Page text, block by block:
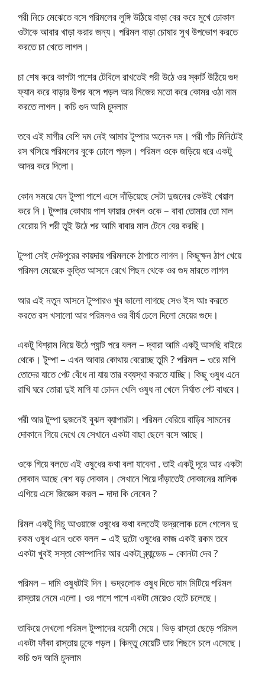
পরী নিচে মেঝেতে বসে পরিমলের লুঙ্গি উঠিয়ে বাড়া বের করে মুখে ঢোকাল
ওটাকে আবার খাড়া করার জন্য। পরিমল বাড়া চোষার সুখ উপভোগ করতে
করতে চা খেতে লাগল।
চা শেষ করে কাপটা পাশের টেবিলে রাখতেই পরী উঠে ওর স্কার্ট উঠিয়ে গুদ
ফ্যান করে বাড়ার উপর বসে পড়ল আর নিজের মতো করে কোমর ওঠা নাম
করতে লাগল। কচি গুদ আমি চুদলাম
তবে এই মাগীর বেশি দম নেই আমার টুম্পার অনেক দম। পরী পাঁচ মিনিটেই
রস খসিয়ে পরিমলের বুকে ঢোলে পড়ল। পরিমল ওকে জড়িয়ে ধরে একটু
আদর করে দিলো।
কোন সময়ে যেন টুম্পা পাশে এসে দাঁড়িয়েছে সেটা দুজনের কেউই খেয়াল
করে নি। টুম্পার কোথায় পাশ ফায়ার দেখল ওকে – বাবা তোমার তো মাল
বেরোয় নি পরী তুই উঠে পর আমি বাবার মাল টেনে বের করছি।
টুম্পা সেই দেউপুরের কায়দায় পরিমলকে ঠাপাতে লাগল। কিছুক্ষন ঠাপ খেয়ে
পরিমল মেয়েকে কুত্তি আসনে রেখে পিছন থেকে ওর গুদ মারতে লাগল
আর এই নতুন আসনে টুম্পারও খুব ভালো লাগছে সেও ইস আঃ করতে
করতে রস খসালো আর পরিমলও ওর বীর্য ঢেলে দিলো মেয়ের গুদে।
একটু বিশ্রাম নিয়ে উঠে প্যান্ট পরে বলল – দ্বারা আমি একটু আসছি বাইরে
থেকে। টুম্পা – এখন আবার কোথায় বেরোচ্ছ তুমি ? পরিমল – ওরে মাগি
তোদের যাতে পেট বেঁধে না যায় তার বব্যস্থা করতে যাচ্ছি। কিছু ওষুধ এনে
রাখি ঘরে তোরা দুই মাগি যা চোদন খেলি ওষুধ না খেলে নির্ঘাত পেট বাধবে।
পরী আর টুম্পা দুজনেই বুঝল ব্যাপারটা। পরিমল বেরিয়ে বাড়ির সামনের
দোকানে গিয়ে দেখে যে সেখানে একটা বাছা ছেলে বসে আছে।
ওকে গিয়ে বলতে এই ওষুধের কথা বলা যাবেনা . তাই একটু দূরে আর একটা
দোকান আছে বেশ বড় দোকান। সেখানে গিয়ে দাঁড়াতেই দোকানের মালিক
এগিয়ে এসে জিজ্ঞেস করল – দাদা কি নেবেন ?
রিমল একটু নিচু আওয়াজে ওষুধের কথা বলতেই ভদ্রলোক চলে গেলেন দু
রকম ওষুধ এনে ওকে বলল – এই দুটো ওষুধের কাজ একই রকম তবে
একটা খুবই সস্তা কোম্পানির আর একটা ব্র্যান্ডেড – কোনটা দেব ?
পরিমল – দামি ওষুধটাই দিন। ভদ্রলোক ওষুধ দিতে দাম মিটিয়ে পরিমল
রাস্তায় নেমে এলো। ওর পাশে পাশে একটা মেয়েও হেটে চলেছে।
তাকিয়ে দেখলো পরিমল টুম্পাদের বয়েসী মেয়ে। ভিড় রাস্তা ছেড়ে পরিমল
একটা ফাঁকা রাস্তায় ঢুকে পড়ল। কিন্তু মেয়েটি তার পিছনে চলে এসেছে।
কচি গুদ আমি চুদলাম